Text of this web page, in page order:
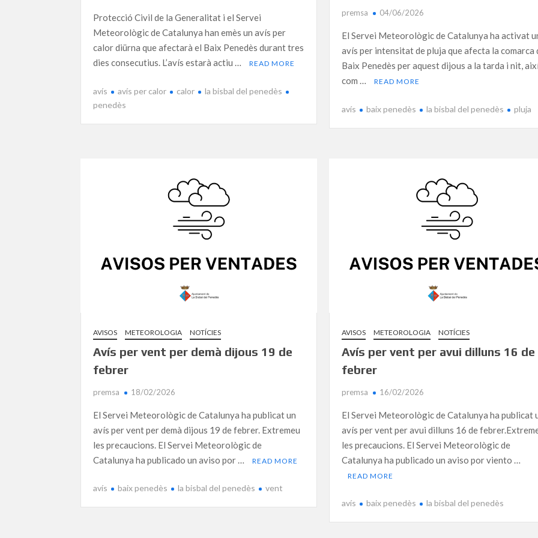
Protecció Civil de la Generalitat i el Servei
Meteorològic de Catalunya han emès un avís per
calor diürna que afectarà el Baix Penedès durant tres
dies consecutius. L’avís estarà actiu …
READ MORE
avís avís per calor calor
la bisbal del penedès
penedès
premsa 04/06/2026
El Servei Meteorològic de Catalunya ha activat
avís per intensitat de pluja que afecta la comarca
Baix Penedès per aquest dijous a la tarda i nit,
com …
READ MORE
avís baix penedès la bisbal del penedès pluja
AVISOS METEOROLOGIA NOTÍCIES
Avís per vent per demà dijous 19 de
febrer
premsa 18/02/2026
El Servei Meteorològic de Catalunya ha publicat un
avís per vent per demà dijous 19 de febrer. Extremeu
les precaucions. El Servei Meteorològic de
Catalunya ha publicado un aviso por …
READ MORE
avís baix penedès la bisbal del penedès vent
AVISOS METEOROLOGIA NOTÍCIES
Avís per vent per avui dilluns 16 de
febrer
premsa 16/02/2026
El Servei Meteorològic de Catalunya ha publicat
avís per vent per avui dilluns 16 de
les precaucions. El Servei Meteorològic de
Catalunya ha publicado un aviso por viento …
READ MORE
avís baix penedès la bisbal del penedès